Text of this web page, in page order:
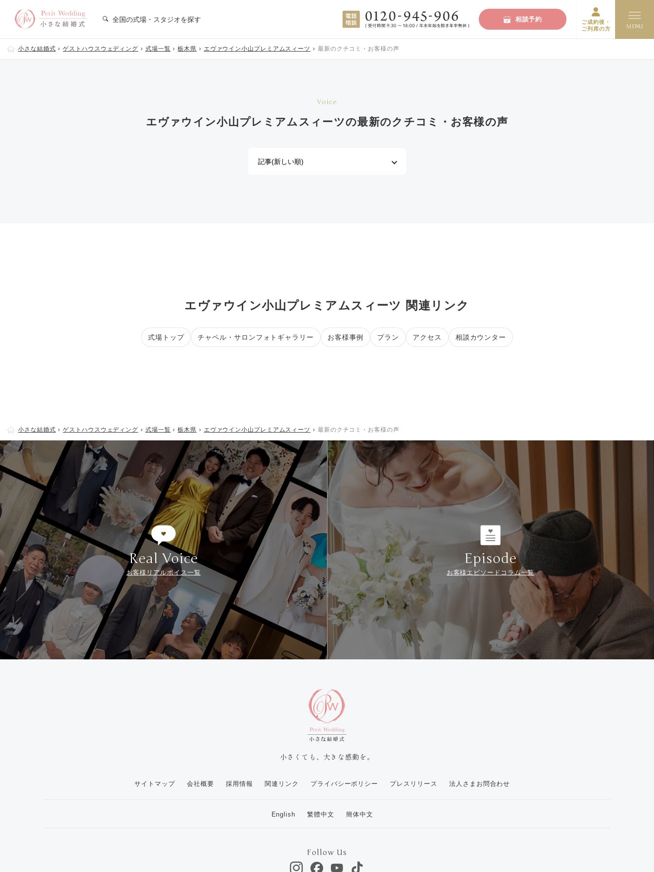
全国の式場・スタジオを探す 相談予約
ご成約後・
ご列席の方
小さな結婚式 ゲストハウスウェディング 式場一覧 栃木県 エヴァウイン小山プレミアムスィーツ 最新のクチコミ・お客様の声
Voice
エヴァウイン小山プレミアムスィーツの最新のクチコミ・お客様の声
エヴァウイン小山プレミアムスィーツ 関連リンク
式場トップ チャペル・サロンフォトギャラリー お客様事例 プラン アクセス 相談カウンター
小さな結婚式 ゲストハウスウェディング 式場一覧 栃木県 エヴァウイン小山プレミアムスィーツ 最新のクチコミ・お客様の声
Real Voice
お客様リアルボイス一覧
Episode
お客様エピソードコラム一覧
小さくても、大きな感動を。
サイトマップ 会社概要 採用情報 関連リンク プライバシーポリシー プレスリリース 法人さまお問合わせ
English 繁體中文 簡体中文
Follow Us